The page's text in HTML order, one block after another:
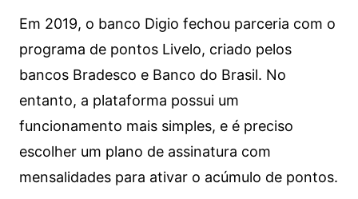
Em 2019, o banco Digio fechou parceria com o
programa de pontos Livelo, criado pelos
bancos Bradesco e Banco do Brasil. No
entanto, a plataforma possui um
funcionamento mais simples, e é preciso
escolher um plano de assinatura com
mensalidades para ativar o acúmulo de pontos.